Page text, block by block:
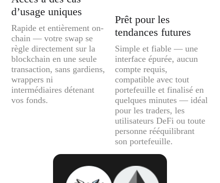
d’usage uniques
Rapide et entièrement on-
chain — votre swap se
règle directement sur la
blockchain en une seule
transaction, sans gardiens,
wrappers ni
intermédiaires détenant
vos fonds.
Prêt pour les
tendances futures
Simple et fiable — une
interface épurée, aucun
compte requis,
compatible avec tout
portefeuille et finalisé en
quelques minutes — idéal
pour les traders, les
utilisateurs DeFi ou toute
personne rééquilibrant
son portefeuille.